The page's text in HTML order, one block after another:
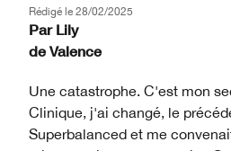
Rédigé le 28/02/2025
Par Lily
de Valence
Une catastrophe. C'est mon
Clinique, j'ai changé, le
Superbalanced et me